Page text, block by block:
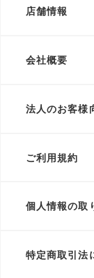
店舗情報
会社概要
法人のお客様
ご利用規約
個人情報の取
特定商取引法